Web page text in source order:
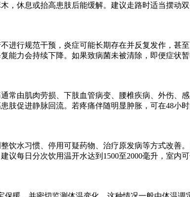
休息或抬高患肢后能缓解。建议走路时适当摆动
进行规范干预，炎症可能长期存在并反复发作，甚
力会持续下降。如果致病菌未被清除，即便症状
由肌肉劳损、下肢血管病变、腰椎疾病、外伤、
促进静脉回流。若疼痛伴随明显肿胀，可在48小
水习惯、停用可疑药物、治疗原发病等方式改善
每日分次饮用温开水达到1500至2000毫升，室内可